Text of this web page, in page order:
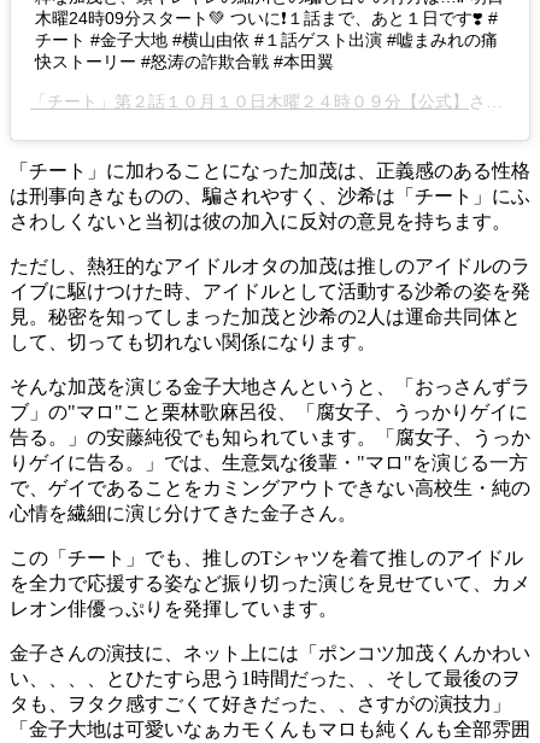
木曜24時09分スタート💚 ついに❗️１話まで、あと１日です❣️ #
チート #金子大地 #横山由依 #１話ゲスト出演 #嘘まみれの痛
快ストーリー #怒涛の詐欺合戦 #本田翼
「チート」第２話１０月１０日木曜２４時０９分【公式】 さん(@cheat_drama)がシェアした投稿 -
「チート」に加わることになった加茂は、正義感のある性格
は刑事向きなものの、騙されやすく、沙希は「チート」にふ
さわしくないと当初は彼の加入に反対の意見を持ちます。
ただし、熱狂的なアイドルオタの加茂は推しのアイドルのラ
イブに駆けつけた時、アイドルとして活動する沙希の姿を発
見。秘密を知ってしまった加茂と沙希の2人は運命共同体と
して、切っても切れない関係になります。
そんな加茂を演じる金子大地さんというと、「おっさんずラ
ブ」の"マロ"こと栗林歌麻呂役、「腐女子、うっかりゲイに
告る。」の安藤純役でも知られています。「腐女子、うっか
りゲイに告る。」では、生意気な後輩・"マロ"を演じる一方
で、ゲイであることをカミングアウトできない高校生・純の
心情を繊細に演じ分けてきた金子さん。
この「チート」でも、推しのTシャツを着て推しのアイドル
を全力で応援する姿など振り切った演じを見せていて、カメ
レオン俳優っぷりを発揮しています。
金子さんの演技に、ネット上には「ポンコツ加茂くんかわい
い、、、、とひたすら思う1時間だった、、そして最後のヲ
タも、ヲタク感すごくて好きだった、、さすがの演技力」
「金子大地は可愛いなぁカモくんもマロも純くんも全部雰囲